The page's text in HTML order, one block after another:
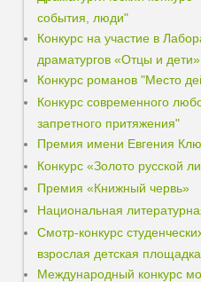
события, люди"
Конкурс на участие в
драматургов «Отцы и дети»
Конкурс романов "Место
Конкурс современного
запретного притяжения"
Премия имени Евгения
Конкурс «Золото русской
Премия «Книжный червь»
Национальная
Смотр-конкурс
взрослая детская
Международный конкурс